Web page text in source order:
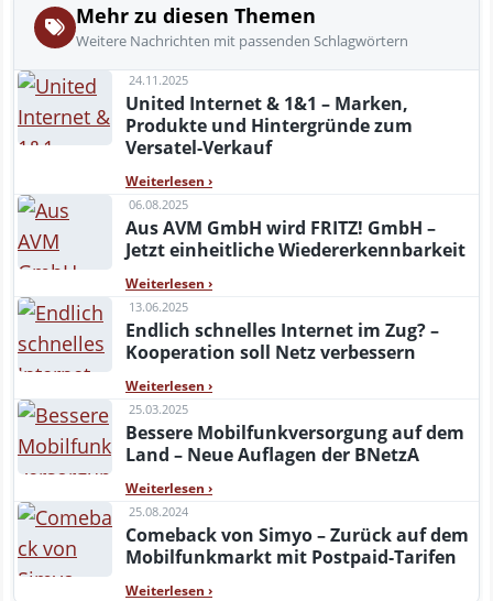
Mehr zu diesen Themen
Weitere Nachrichten mit passenden Schlagwörtern
24.11.2025
United Internet & 1&1 – Marken,
Produkte und Hintergründe zum
Versatel-Verkauf
Weiterlesen ›
06.08.2025
Aus AVM GmbH wird FRITZ! GmbH –
Jetzt einheitliche Wiedererkennbarkeit
Weiterlesen ›
13.06.2025
Endlich schnelles Internet im Zug? –
Kooperation soll Netz verbessern
Weiterlesen ›
25.03.2025
Bessere Mobilfunkversorgung auf dem
Land – Neue Auflagen der BNetzA
Weiterlesen ›
25.08.2024
Comeback von Simyo – Zurück auf dem
Mobilfunkmarkt mit Postpaid-Tarifen
Weiterlesen ›